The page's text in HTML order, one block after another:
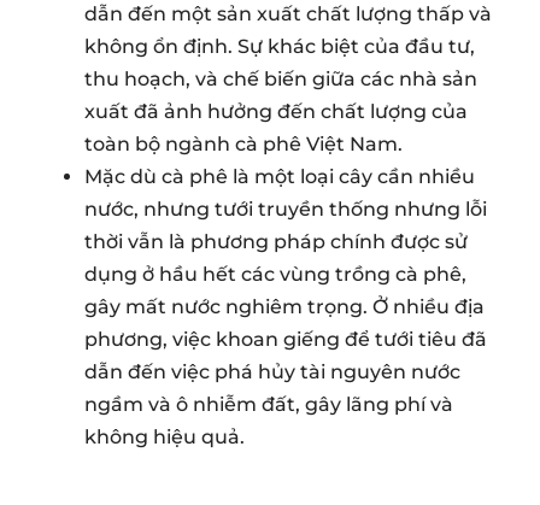
dẫn đến một sản xuất chất lượng thấp và
không ổn định. Sự khác biệt của đầu tư,
thu hoạch, và chế biến giữa các nhà sản
xuất đã ảnh hưởng đến chất lượng của
toàn bộ ngành cà phê Việt Nam.
Mặc dù cà phê là một loại cây cần nhiều
nước, nhưng tưới truyền thống nhưng lỗi
thời vẫn là phương pháp chính được sử
dụng ở hầu hết các vùng trồng cà phê,
gây mất nước nghiêm trọng. Ở nhiều địa
phương, việc khoan giếng để tưới tiêu đã
dẫn đến việc phá hủy tài nguyên nước
ngầm và ô nhiễm đất, gây lãng phí và
không hiệu quả.